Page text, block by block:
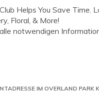
Helps You Save Time.
Floral, & More!
notwendigen
IM OVERLAND PARK